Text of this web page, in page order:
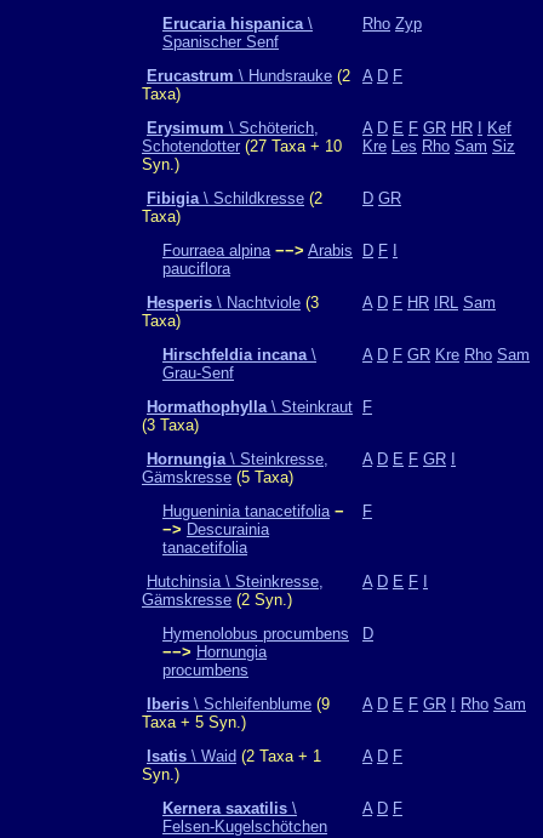
Erucaria hispanica\
Spanischer Senf
Rho Zyp
Erucastrum \ Hundsrauke (2
Taxa)
A D F
Erysimum \ Schöterich,
Schotendotter (27 Taxa + 10
Syn.)
A D E F GR HR
Kef
Kre Les Rho Sam Siz
Fibigia\ Schildkresse (2
Taxa)
D GR
Fourraea alpina −−> Arabis
pauciflora
D F
Hesperis \ Nachtviole (3
Taxa)
A D F HR IRL Sam
Hirschfeldia incana\
Grau-Senf
A D F GR Kre Rho Sam
Hormathophylla\ Steinkraut
(3 Taxa)
F
Hornungia\ Steinkresse,
Gämskresse (5 Taxa)
A D E F GR
Hugueninia tanacetifolia −
−> Descurainia
tanacetifolia
F
Hutchinsia \ Steinkresse,
Gämskresse (2 Syn.)
A D E F
Hymenolobus procumbens
−−> Hornungia
procumbens
D
Iberis \ Schleifenblume (9
Taxa + 5 Syn.)
A D E F GR Rho Sam
Isatis \ Waid (2 Taxa + 1
Syn.)
A D F
Kernera saxatilis \
Felsen-Kugelschötchen
A D F